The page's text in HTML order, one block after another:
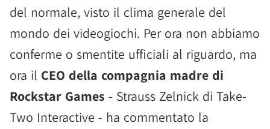
del normale, visto il clima generale del
mondo dei videogiochi. Per ora non abbiamo
conferme o smentite ufficiali al riguardo, ma
ora il CEO della compagnia madre di
Rockstar Games - Strauss Zelnick di Take-
Two Interactive - ha commentato la